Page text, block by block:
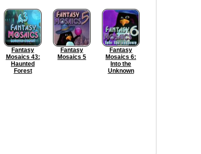
Fantasy
Mosaics 43:
Haunted
Forest
Fantasy
Mosaics 5
Fantasy
Mosaics 6:
Into the
Unknown